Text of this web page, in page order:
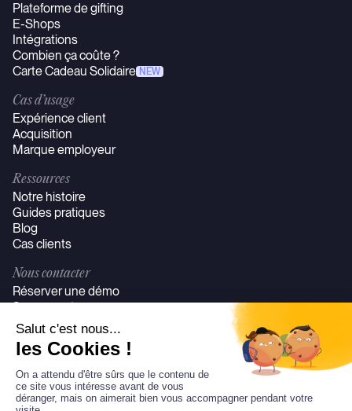
Plateforme de gifting
E-Shops
Intégrations
Combien ça coûte ?
Carte Cadeau Solidaire NEW
Cas d’usage
Expérience client
Acquisition
Marque employeur
Ressources
Notre histoire
Guides pratiques
Blog
Cas clients
Nous contacter
Réserver une démo
Se connecter